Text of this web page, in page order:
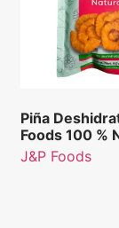
Piña
Foods 100 %
g.
J&P Foods